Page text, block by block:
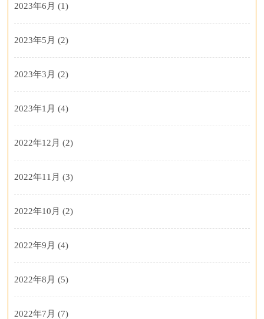
2023年6月 (1)
2023年5月 (2)
2023年3月 (2)
2023年1月 (4)
2022年12月 (2)
2022年11月 (3)
2022年10月 (2)
2022年9月 (4)
2022年8月 (5)
2022年7月 (7)